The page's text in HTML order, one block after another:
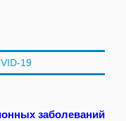
19
заболеваний